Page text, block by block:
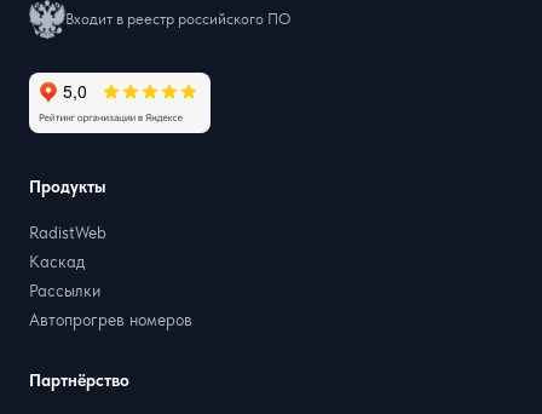
Входит в реестр российского ПО
Продукты
RadistWeb
Каскад
Рассылки
Автопрогрев номеров
Партнёрство